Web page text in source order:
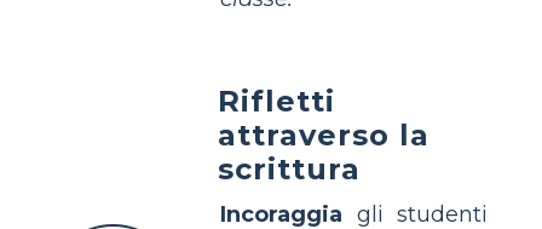
Rifletti
attraverso la
scrittura
Incoraggia gli studenti